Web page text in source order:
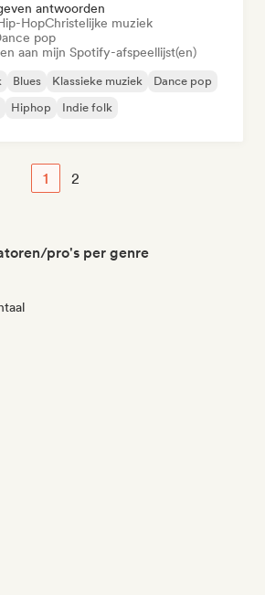
antwoorden
HopChristelijke muziek
pop
aan mijn Spotify-afspeellijst(en)
Blues Klassieke muziek
Dance pop
Hiphop Indie folk
1 2
pro's per genre